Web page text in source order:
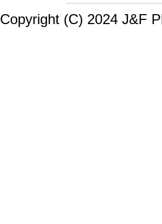
Copyright (C) 2024 J&F